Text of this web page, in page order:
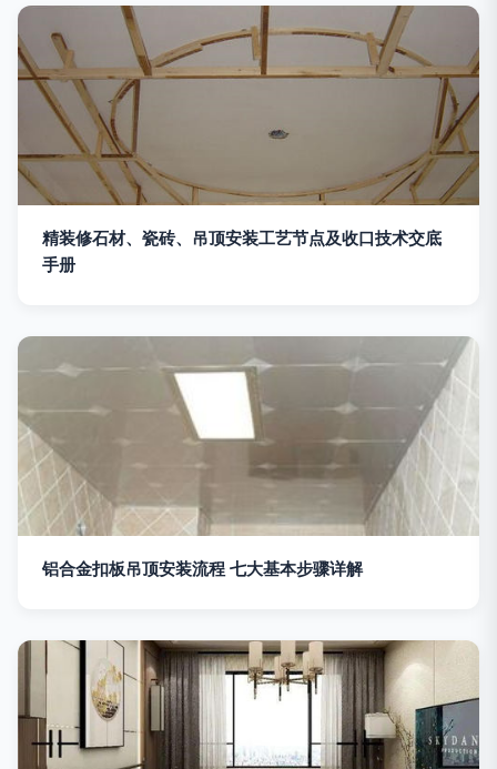
精装修石材、瓷砖、吊顶安装工艺节点及收口技术交底
手册
铝合金扣板吊顶安装流程 七大基本步骤详解